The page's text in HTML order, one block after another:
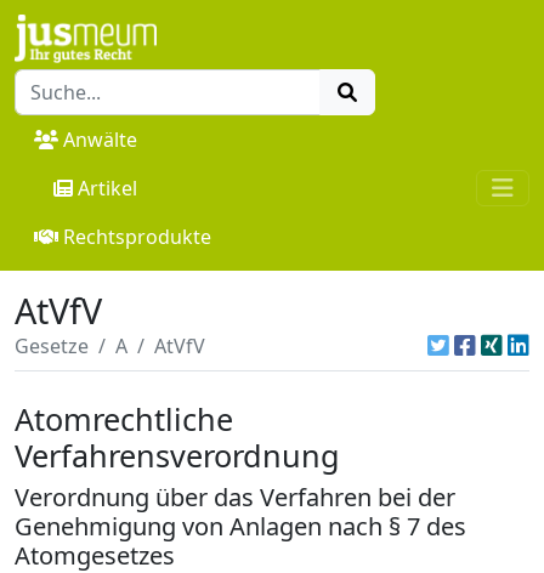
Anwälte
Artikel
Rechtsprodukte
AtVfV
Gesetze A AtVfV
Atomrechtliche
Verfahrensverordnung
Verordnung über das Verfahren bei der
Genehmigung von Anlagen nach § 7 des
Atomgesetzes